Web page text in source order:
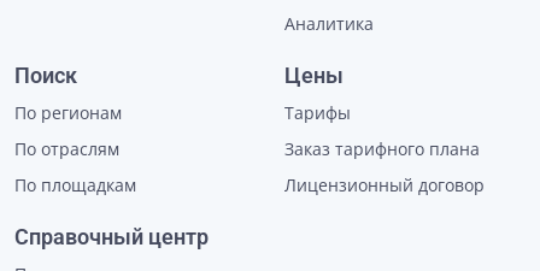
Аналитика
Поиск
По регионам
По отраслям
По площадкам
Цены
Тарифы
Заказ тарифного плана
Лицензионный договор
Справочный центр